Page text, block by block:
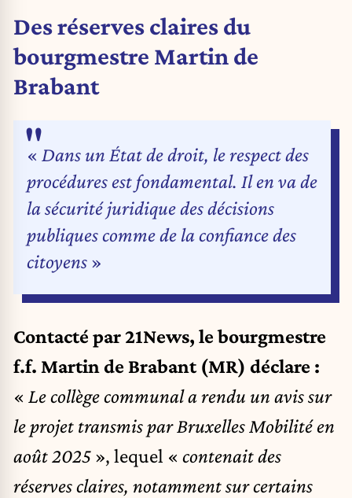
Des réserves claires du
bourgmestre Martin de
Brabant
« Dans un État de droit, le respect des
procédures est fondamental. Il en va de
la sécurité juridique des décisions
publiques comme de la confiance des
citoyens »
Contacté par 21News, le bourgmestre
f.f. Martin de Brabant (MR) déclare :
« Le collège communal a rendu un avis sur
le projet transmis par Bruxelles Mobilité en
août 2025 », lequel « contenait des
réserves claires, notamment sur certains